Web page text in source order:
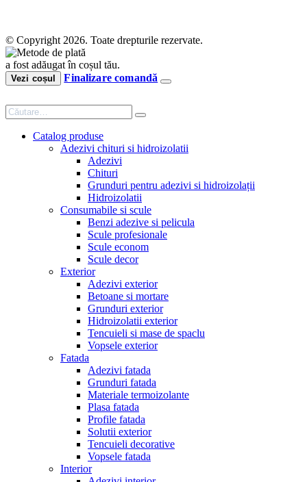
© Copyright 2026. Toate drepturile rezervate.
a fost adăugat în coșul tău.
Vezi coșul Finalizare comandă
Catalog produse
Adezivi chituri si hidroizolatii
Adezivi
Chituri
Grunduri pentru adezivi si hidroizolații
Hidroizolatii
Consumabile si scule
Benzi adezive si pelicula
Scule profesionale
Scule econom
Scule decor
Exterior
Adezivi exterior
Betoane si mortare
Grunduri exterior
Hidroizolatii exterior
Tencuieli si mase de spaclu
Vopsele exterior
Fatada
Adezivi fatada
Grunduri fatada
Materiale termoizolante
Plasa fatada
Profile fatada
Solutii exterior
Tencuieli decorative
Vopsele fatada
Interior